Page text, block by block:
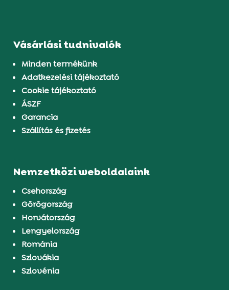
Vásárlási tudnivalók
Minden termékünk
Adatkezelési tájékoztató
Cookie tájékoztató
ÁSZF
Garancia
Szállítás és fizetés
Nemzetközi weboldalaink
Csehország
Görögország
Horvátország
Lengyelország
Románia
Szlovákia
Szlovénia